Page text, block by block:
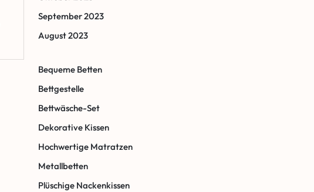
September 2023
August 2023
Bequeme Betten
Bettgestelle
Bettwäsche-Set
Dekorative Kissen
Hochwertige Matratzen
Metallbetten
Plüschige Nackenkissen